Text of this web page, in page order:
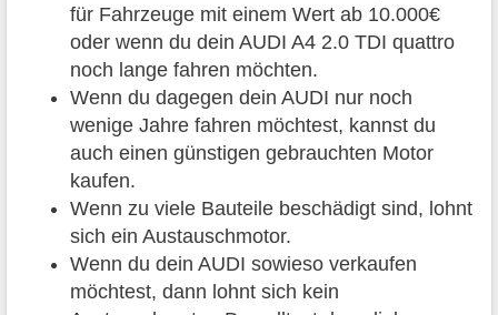
für Fahrzeuge mit einem Wert ab 10.000€
oder wenn du dein AUDI A4 2.0 TDI quattro
noch lange fahren möchten.
Wenn du dagegen dein AUDI nur noch
wenige Jahre fahren möchtest, kannst du
auch einen günstigen gebrauchten Motor
kaufen.
Wenn zu viele Bauteile beschädigt sind, lohnt
sich ein Austauschmotor.
Wenn du dein AUDI sowieso verkaufen
möchtest, dann lohnt sich kein